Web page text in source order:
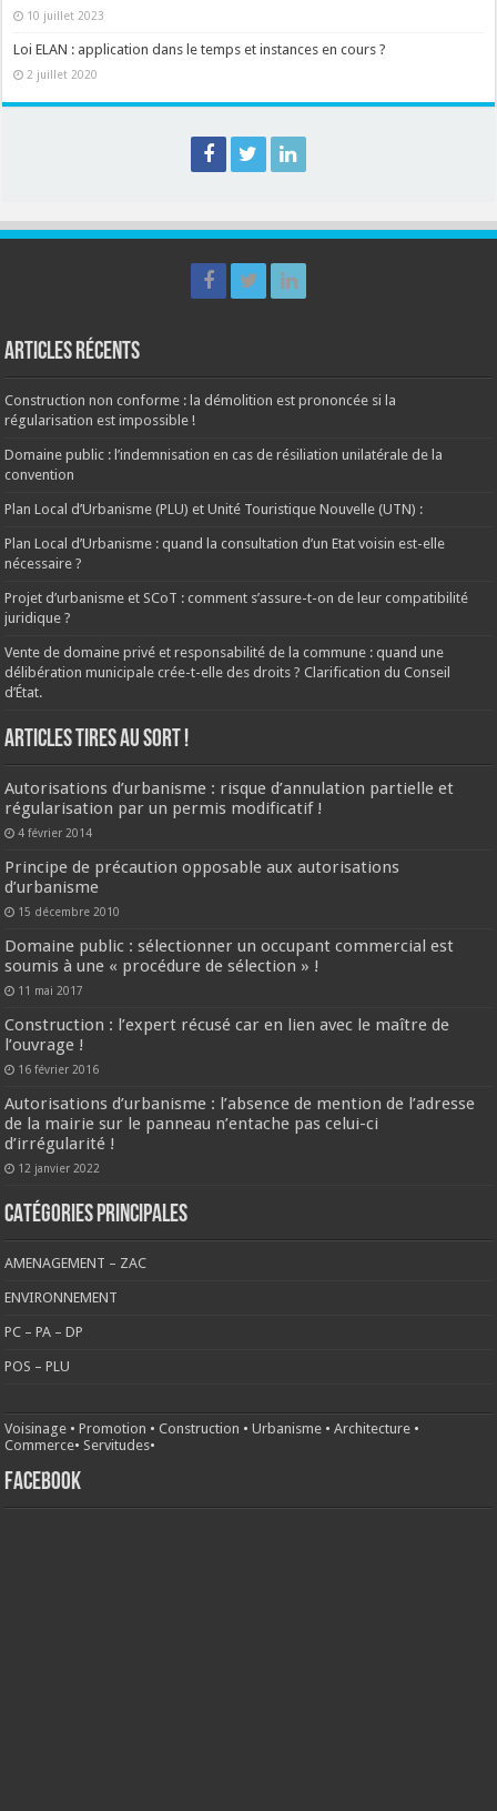
10 juillet 2023
Loi ELAN : application dans le temps et instances en cours ?
2 juillet 2020
Articles récents
Construction non conforme : la démolition est prononcée si la
régularisation est impossible !
Domaine public : l’indemnisation en cas de résiliation unilatérale de la
convention
Plan Local d’Urbanisme (PLU) et Unité Touristique Nouvelle (UTN) :
Plan Local d’Urbanisme : quand la consultation d’un Etat voisin est-elle
nécessaire ?
Projet d’urbanisme et SCoT : comment s’assure-t-on de leur compatibilité
juridique ?
Vente de domaine privé et responsabilité de la commune : quand une
délibération municipale crée-t-elle des droits ? Clarification du Conseil
d’État.
ARTICLES TIRES AU SORT !
Autorisations d’urbanisme : risque d’annulation partielle et
régularisation par un permis modificatif !
4 février 2014
Principe de précaution opposable aux autorisations
d’urbanisme
15 décembre 2010
Domaine public : sélectionner un occupant commercial est
soumis à une « procédure de sélection » !
11 mai 2017
Construction : l’expert récusé car en lien avec le maître de
l’ouvrage !
16 février 2016
Autorisations d’urbanisme : l’absence de mention de l’adresse
de la mairie sur le panneau n’entache pas celui-ci
d’irrégularité !
12 janvier 2022
CATÉGORIES PRINCIPALES
AMENAGEMENT – ZAC
ENVIRONNEMENT
PC – PA – DP
POS – PLU
Voisinage •Promotion •Construction •Urbanisme •Architecture •
Commerce• Servitudes•
FACEBOOK